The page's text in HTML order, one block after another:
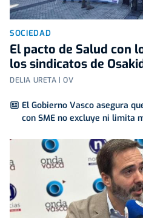
SOCIEDAD
El pacto de Salud con
los sindicatos de
DELIA URETA | OV
El Gobierno Vasco asegura
con SME no excluye ni limita